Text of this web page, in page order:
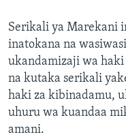
Serikali ya Marekani
inatokana na
ukandamizaji wa
na kutaka serikali
haki za kibinadamu,
uhuru wa kuandaa
amani.